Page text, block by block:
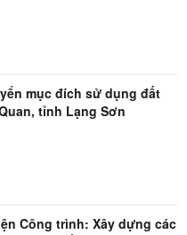
mục đích sử dụng đất
tỉnh Lạng Sơn
Công trình: Xây dựng các